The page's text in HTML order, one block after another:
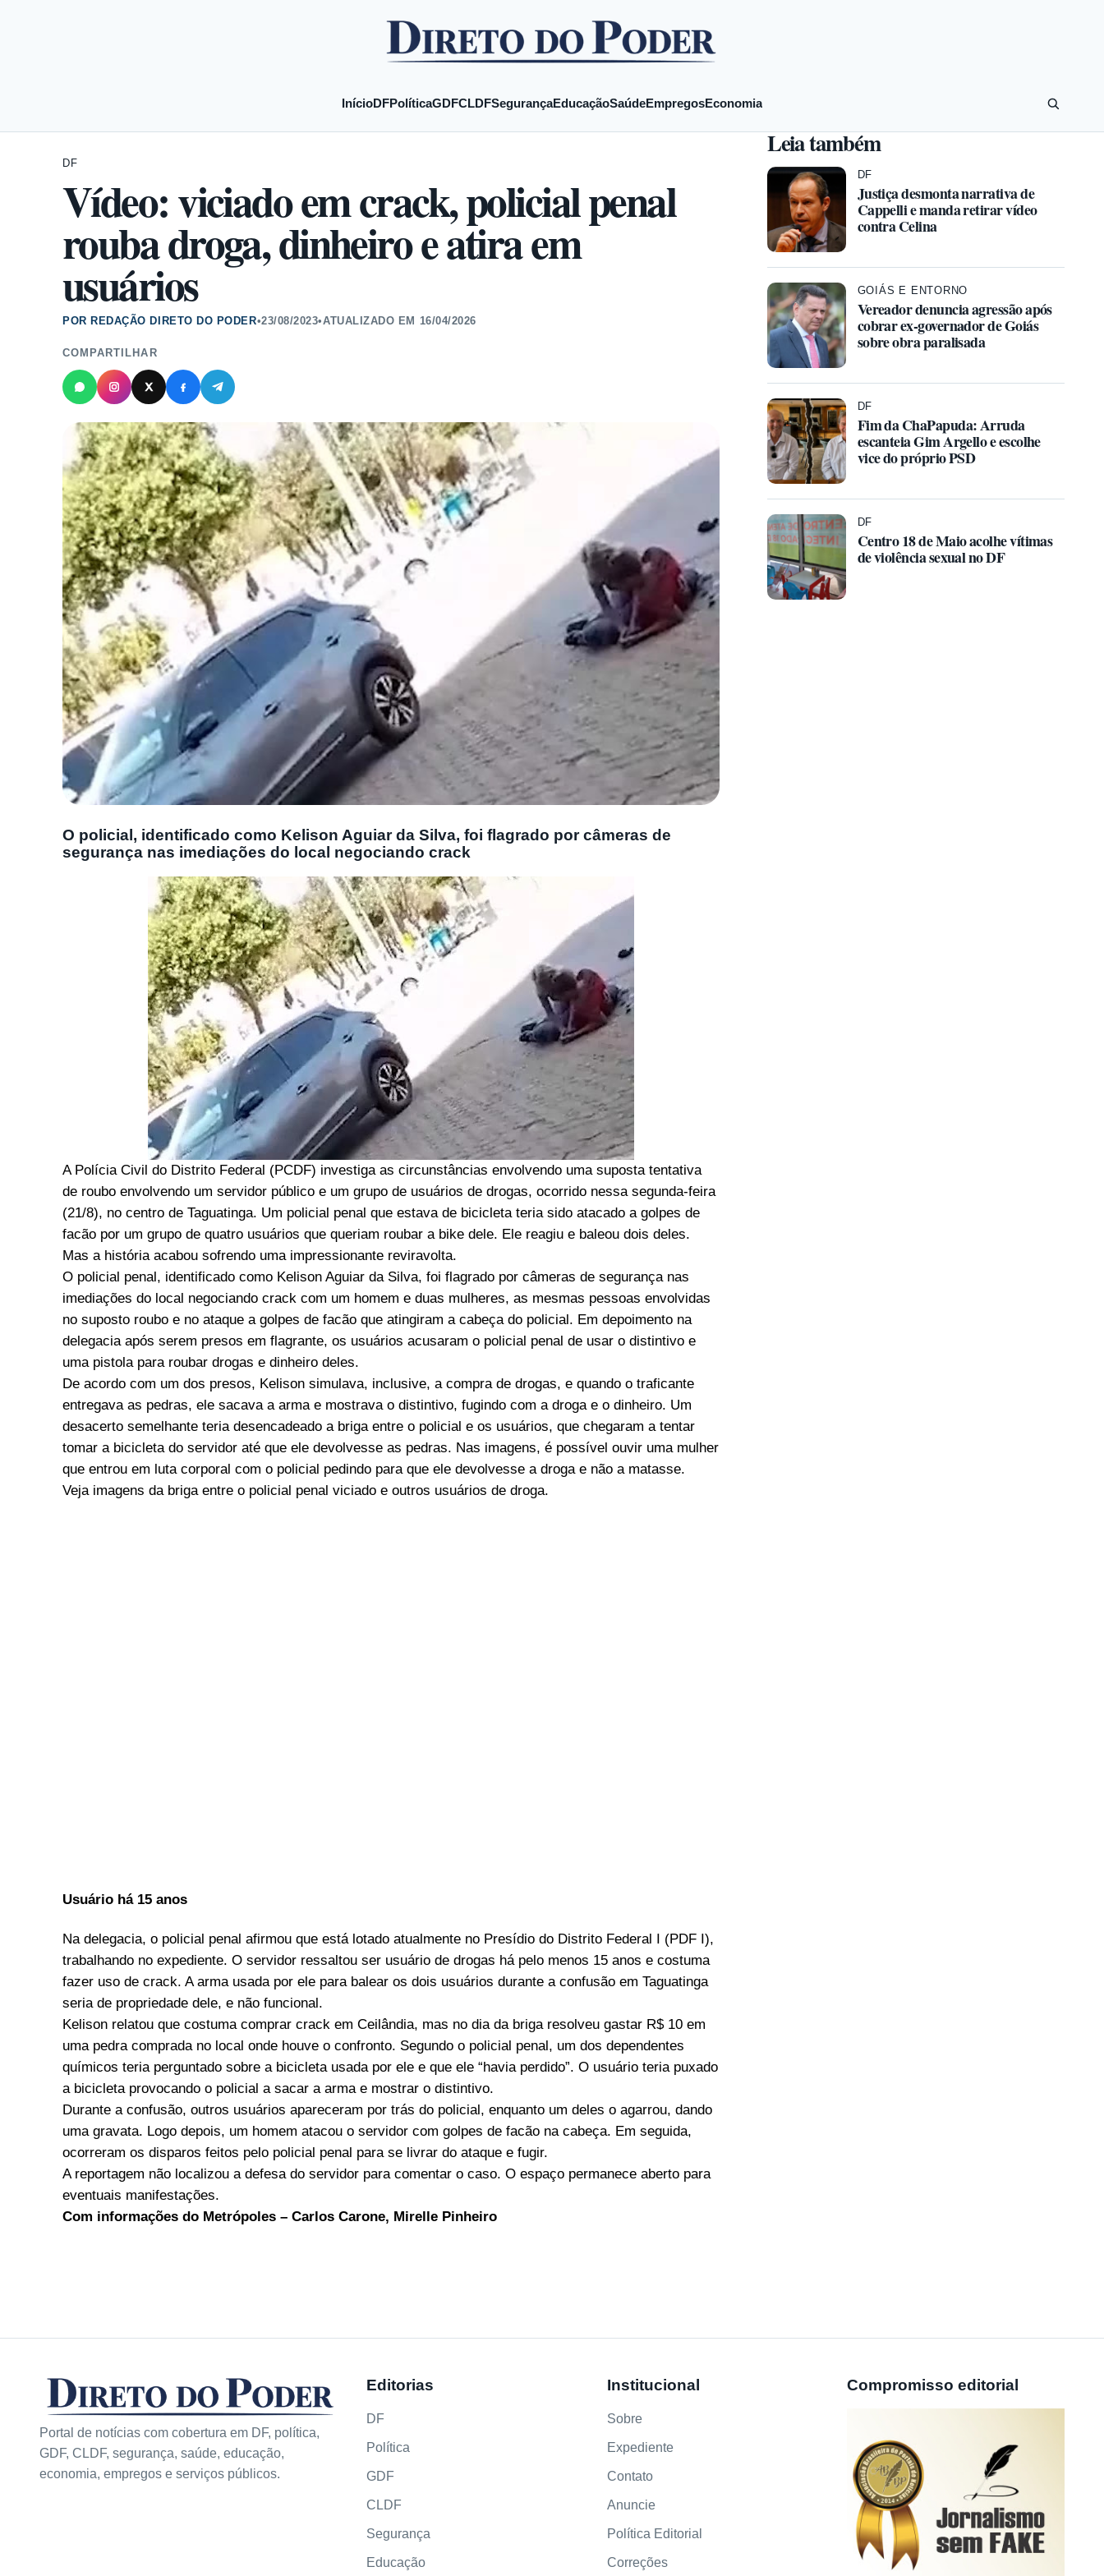
InícioDFPolíticaGDFCLDFSegurançaEducaçãoSaúdeEmpregosEconomia
DF
Vídeo: viciado em crack, policial penal
rouba droga, dinheiro e atira em
usuários
POR REDAÇÃO DIRETO DO PODER•23/08/2023•ATUALIZADO EM 16/04/2026
COMPARTILHAR
O policial, identificado como Kelison Aguiar da Silva, foi flagrado por câmeras de
segurança nas imediações do local negociando crack
A Polícia Civil do Distrito Federal (PCDF) investiga as circunstâncias envolvendo uma suposta tentativa
de roubo envolvendo um servidor público e um grupo de usuários de drogas, ocorrido nessa segunda-feira
(21/8), no centro de Taguatinga. Um policial penal que estava de bicicleta teria sido atacado a golpes de
facão por um grupo de quatro usuários que queriam roubar a bike dele. Ele reagiu e baleou dois deles.
Mas a história acabou sofrendo uma impressionante reviravolta.
O policial penal, identificado como Kelison Aguiar da Silva, foi flagrado por câmeras de segurança nas
imediações do local negociando crack com um homem e duas mulheres, as mesmas pessoas envolvidas
no suposto roubo e no ataque a golpes de facão que atingiram a cabeça do policial. Em depoimento na
delegacia após serem presos em flagrante, os usuários acusaram o policial penal de usar o distintivo e
uma pistola para roubar drogas e dinheiro deles.
De acordo com um dos presos, Kelison simulava, inclusive, a compra de drogas, e quando o traficante
entregava as pedras, ele sacava a arma e mostrava o distintivo, fugindo com a droga e o dinheiro. Um
desacerto semelhante teria desencadeado a briga entre o policial e os usuários, que chegaram a tentar
tomar a bicicleta do servidor até que ele devolvesse as pedras. Nas imagens, é possível ouvir uma mulher
que entrou em luta corporal com o policial pedindo para que ele devolvesse a droga e não a matasse.
Veja imagens da briga entre o policial penal viciado e outros usuários de droga.
Usuário há 15 anos
Na delegacia, o policial penal afirmou que está lotado atualmente no Presídio do Distrito Federal I (PDF I),
trabalhando no expediente. O servidor ressaltou ser usuário de drogas há pelo menos 15 anos e costuma
fazer uso de crack. A arma usada por ele para balear os dois usuários durante a confusão em Taguatinga
seria de propriedade dele, e não funcional.
Kelison relatou que costuma comprar crack em Ceilândia, mas no dia da briga resolveu gastar R$ 10 em
uma pedra comprada no local onde houve o confronto. Segundo o policial penal, um dos dependentes
químicos teria perguntado sobre a bicicleta usada por ele e que ele “havia perdido”. O usuário teria puxado
a bicicleta provocando o policial a sacar a arma e mostrar o distintivo.
Durante a confusão, outros usuários apareceram por trás do policial, enquanto um deles o agarrou, dando
uma gravata. Logo depois, um homem atacou o servidor com golpes de facão na cabeça. Em seguida,
ocorreram os disparos feitos pelo policial penal para se livrar do ataque e fugir.
A reportagem não localizou a defesa do servidor para comentar o caso. O espaço permanece aberto para
eventuais manifestações.
Com informações do Metrópoles – Carlos Carone, Mirelle Pinheiro
Leia também
DF
Justiça desmonta narrativa de
Cappelli e manda retirar vídeo
contra Celina
GOIÁS E ENTORNO
Vereador denuncia agressão após
cobrar ex-governador de Goiás
sobre obra paralisada
DF
Fim da ChaPapuda: Arruda
escanteia Gim Argello e escolhe
vice do próprio PSD
DF
Centro 18 de Maio acolhe vítimas
de violência sexual no DF
Portal de notícias com cobertura em DF, política,
GDF, CLDF, segurança, saúde, educação,
economia, empregos e serviços públicos.
Editorias
DF
Política
GDF
CLDF
Segurança
Educação
Institucional
Sobre
Expediente
Contato
Anuncie
Política Editorial
Correções
Compromisso editorial